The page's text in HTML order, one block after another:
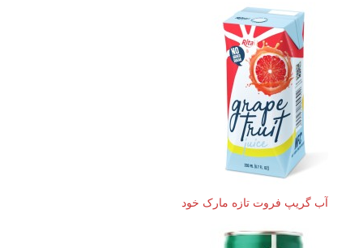
آب گریپ فروت تازه مارک خود